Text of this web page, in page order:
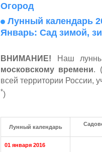
Огород
Лунный календарь
Январь: Сад зимой,
ВНИМАНИЕ! Наш
московскому времени.
всей территории России,
*)
Лунный календарь
01 января 2016